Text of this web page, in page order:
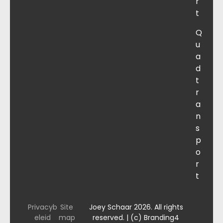
t
Q
u
a
d
t
r
a
n
s
p
o
r
t
Joey Schaar 2026. All rights
reserved. | (c) Branding4
Privacyb
eleid
Site
map